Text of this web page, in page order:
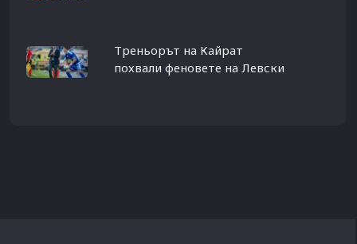
Треньорът на Кайрат
похвали феновете на Левски